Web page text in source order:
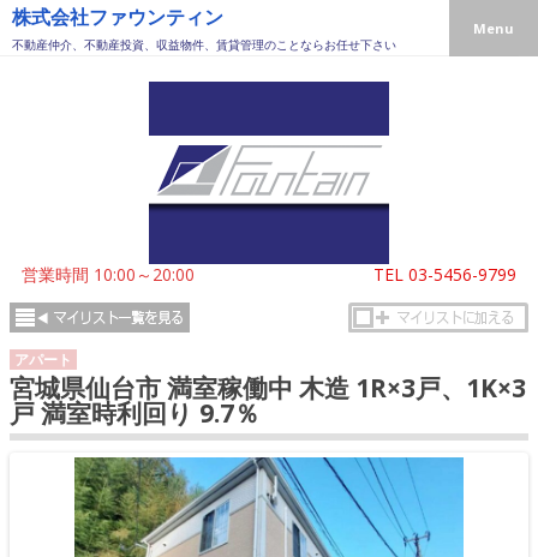
株式会社ファウンティン
不動産仲介、不動産投資、収益物件、賃貸管理のことならお任せ下さい
営業時間 10:00～20:00 TEL 03-5456-9799
Menu
アパート
宮城県仙台市 満室稼働中 木造 1R×3戸、1K×3
戸 満室時利回り 9.7％